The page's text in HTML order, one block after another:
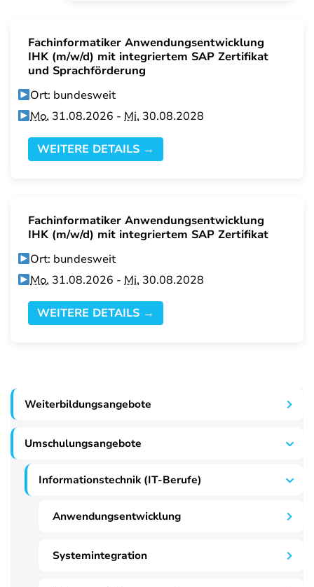
Fachinformatiker Anwendungsentwicklung
IHK (m/w/d) mit integriertem SAP Zertifikat
und Sprachförderung
Ort: bundesweit
Mo. 31.08.2026 -Mi. 30.08.2028
WEITERE DETAILS →
Fachinformatiker Anwendungsentwicklung
IHK (m/w/d) mit integriertem SAP Zertifikat
Ort: bundesweit
Mo. 31.08.2026 -Mi. 30.08.2028
WEITERE DETAILS →
Weiterbildungsangebote
Umschulungsangebote
Informationstechnik (IT-Berufe)
Anwendungsentwicklung
Systemintegration